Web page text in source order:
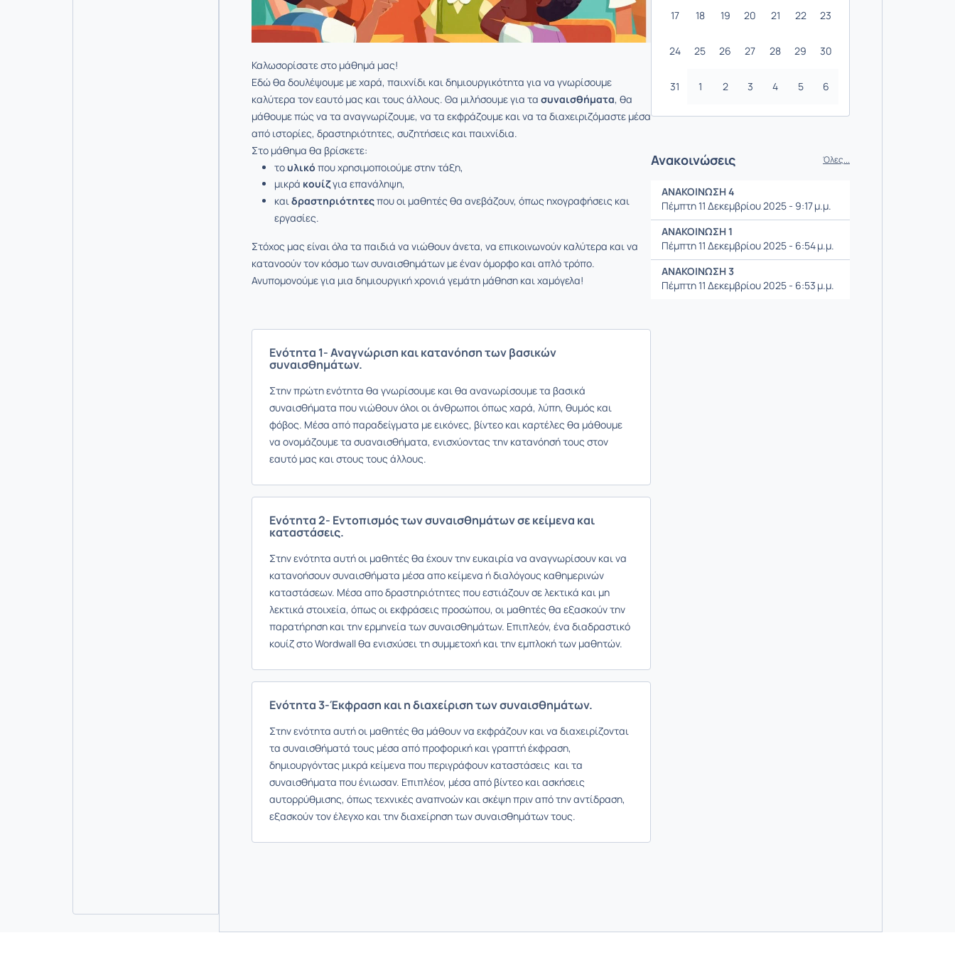
Καλωσορίσατε στο μάθημά μας!
Εδώ θα δουλέψουμε με χαρά, παιχνίδι και δημιουργικότητα για να γνωρίσουμε
καλύτερα τον εαυτό μας και τους άλλους. Θα μιλήσουμε για τα συναισθήματα, θα
μάθουμε πώς να τα αναγνωρίζουμε, να τα εκφράζουμε και να τα διαχειριζόμαστε μέσα
από ιστορίες, δραστηριότητες, συζητήσεις και παιχνίδια.
Στο μάθημα θα βρίσκετε:
τουλικό που χρησιμοποιούμε στην τάξη,
μικρά κουίζγια επανάληψη,
καιδραστηριότητεςπου οι μαθητές θα ανεβάζουν, όπως ηχογραφήσεις και
εργασίες.
Στόχος μας είναι όλα τα παιδιά να νιώθουν άνετα, να επικοινωνούν καλύτερα και να
κατανοούν τον κόσμο των συναισθημάτων με έναν όμορφο και απλό τρόπο.
Ανυπομονούμε για μια δημιουργική χρονιά γεμάτη μάθηση και χαμόγελα!
Ενότητα 1- Αναγνώριση και κατανόηση των βασικών
συναισθημάτων.
Στην πρώτη ενότητα θα γνωρίσουμε και θα ανανωρίσουμε τα βασικά
συναισθήματα που νιώθουν όλοι οι άνθρωποι όπως χαρά, λύπη, θυμός και
φόβος. Μέσα από παραδείγματα με εικόνες, βίντεο και καρτέλες θα μάθουμε
να ονομάζουμε τα συαναισθήματα, ενισχύοντας την κατανόησή τους στον
εαυτό μας και στους τους άλλους.
Ενότητα 2- Εντοπισμός των συναισθημάτων σε κείμενα και
καταστάσεις.
Στην ενότητα αυτή οι μαθητές θα έχουν την ευκαιρία να αναγνωρίσουν και να
κατανοήσουν συναισθήματα μέσα απο κείμενα ή διαλόγους καθημερινών
καταστάσεων. Μέσα απο δραστηριότητες που εστιάζουν σε λεκτικά και μη
λεκτικά στοιχεία, όπως οι εκφράσεις προσώπου, οι μαθητές θα εξασκούν την
παρατήρηση και την ερμηνεία των συναισθημάτων. Επιπλεόν, ένα διαδραστικό
κουίζ στο Wordwall θα ενισχύσει τη συμμετοχή και την εμπλοκή των μαθητών.
Ενότητα 3-Έκφραση και η διαχείριση των συναισθημάτων.
Στην ενότητα αυτή οι μαθητές θα μάθουν να εκφράζουν και να διαχειρίζονται
τα συναισθήματά τους μέσα από προφορική και γραπτή έκφραση,
δημιουργόντας μικρά κείμενα που περιγράφουν καταστάσεις και τα
συναισθήματα που ένιωσαν. Επιπλέον, μέσα από βίντεο και ασκήσεις
αυτορρύθμισης, όπως τεχνικές αναπνοών και σκέψη πριν από την αντίδραση,
εξασκούν τον έλεγχο και την διαχείρηση των συναισθημάτων τους.
17 18 19 20 21 22 23
24 25 26 27 28 29 30
31 1 2 3 4 5 6
Ανακοινώσεις Όλες...
ΑΝΑΚΟΙΝΩΣΗ 4
Πέμπτη 11 Δεκεμβρίου 2025 - 9:17 μ.μ.
ΑΝΑΚΟΙΝΩΣΗ 1
Πέμπτη 11 Δεκεμβρίου 2025 - 6:54 μ.μ.
ΑΝΑΚΟΙΝΩΣΗ 3
Πέμπτη 11 Δεκεμβρίου 2025 - 6:53 μ.μ.